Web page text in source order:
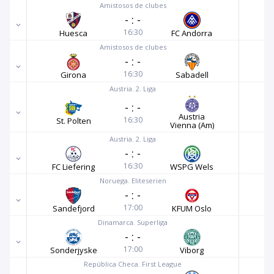
Amistosos de clubes
Huesca
- : -
16:30 FC Andorra
Amistosos de clubes
Girona
- : -
16:30 Sabadell
Austria. 2. Liga
St. Polten
- : -
16:30 Austria
Vienna (Am)
Austria. 2. Liga
FC Liefering
- : -
16:30 WSPG Wels
Noruega. Eliteserien
Sandefjord
- : -
17:00 KFUM Oslo
Dinamarca. Superliga
Sonderjyske
- : -
17:00 Viborg
República Checa. First League